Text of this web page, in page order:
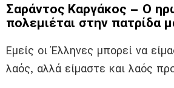
Σαράντος Καργάκος – Ο
πολεμιέται στην πατρίδα
Εμείς οι Έλληνες μπορεί να
λαός, αλλά είμαστε και λαός